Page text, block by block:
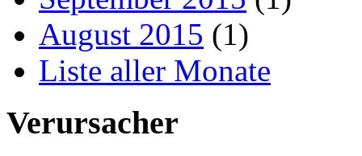
August 2015 (1)
Liste aller Monate
Verursacher